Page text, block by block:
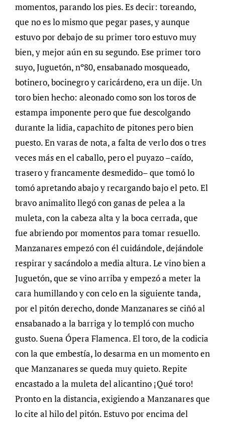
momentos, parando los pies. Es decir: toreando,
que no es lo mismo que pegar pases, y aunque
estuvo por debajo de su primer toro estuvo muy
bien, y mejor aún en su segundo. Ese primer toro
suyo, Juguetón, nº80, ensabanado mosqueado,
botinero, bocinegro y caricárdeno, era un dije. Un
toro bien hecho: aleonado como son los toros de
estampa imponente pero que fue descolgando
durante la lidia, capachito de pitones pero bien
puesto. En varas de nota, a falta de verlo dos o tres
veces más en el caballo, pero el puyazo –caído,
trasero y francamente desmedido– que tomó lo
tomó apretando abajo y recargando bajo el peto. El
bravo animalito llegó con ganas de pelea a la
muleta, con la cabeza alta y la boca cerrada, que
fue abriendo por momentos para tomar resuello.
Manzanares empezó con él cuidándole, dejándole
respirar y sacándolo a media altura. Le vino bien a
Juguetón, que se vino arriba y empezó a meter la
cara humillando y con celo en la siguiente tanda,
por el pitón derecho, donde Manzanares se ciñó al
ensabanado a la barriga y lo templó con mucho
gusto. Suena Ópera Flamenca. El toro, de la codicia
con la que embestía, lo desarma en un momento en
que Manzanares se queda muy quieto. Repite
encastado a la muleta del alicantino ¡Qué toro!
Pronto en la distancia, exigiendo a Manzanares que
lo cite al hilo del pitón. Estuvo por encima del